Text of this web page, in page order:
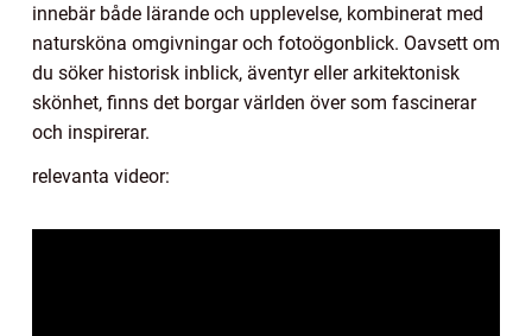
innebär både lärande och upplevelse, kombinerat med
natursköna omgivningar och fotoögonblick. Oavsett om
du söker historisk inblick, äventyr eller arkitektonisk
skönhet, finns det borgar världen över som fascinerar
och inspirerar.
relevanta videor: